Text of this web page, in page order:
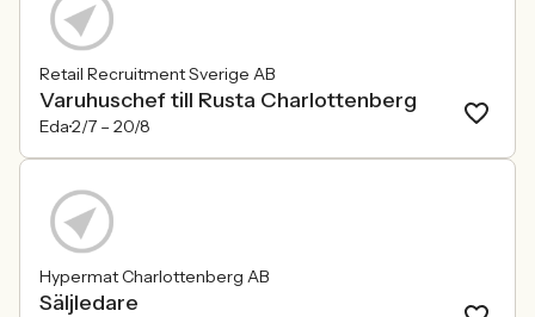
Retail Recruitment Sverige AB
Varuhuschef till Rusta Charlottenberg
Eda2/7 – 20/8
Hypermat Charlottenberg AB
Säljledare